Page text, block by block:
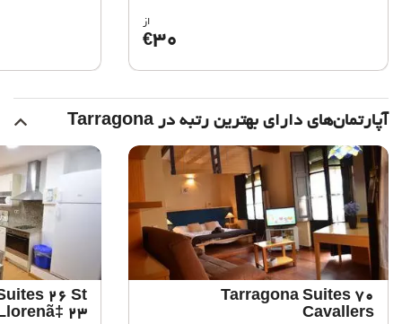
از
€30
آپارتمان‌های دارای بهترین رتبه در Tarragona
Tarragona Suites 70
Cavallers
26 St
23